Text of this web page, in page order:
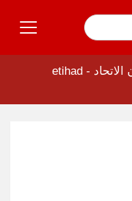
طيران الاتحاد - etihad